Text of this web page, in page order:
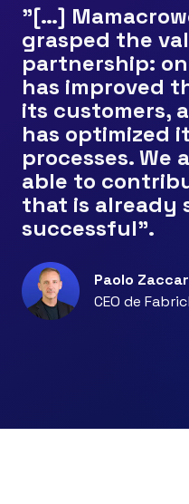
"[…]
grasped the
partnership:
has improved
its customers,
has optimized
processes. We
able to
that is already
successful".
Paolo
CEO de